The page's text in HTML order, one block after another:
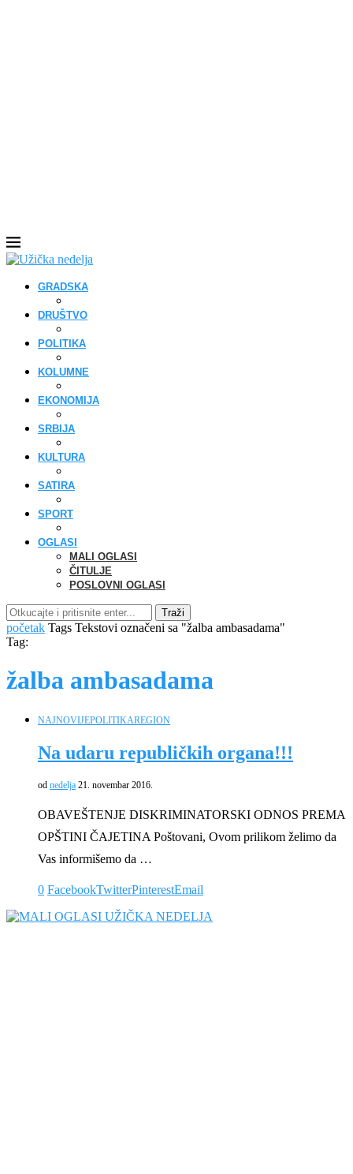
GRADSKA
DRUŠTVO
POLITIKA
KOLUMNE
EKONOMIJA
SRBIJA
KULTURA
SATIRA
SPORT
OGLASI
MALI OGLASI
ČITULJE
POSLOVNI OGLASI
Traži
početak Tags Tekstovi označeni sa "žalba ambasadama"
Tag:
žalba ambasadama
NAJNOVIJEPOLITIKAREGION
Na udaru republičkih organa!!!
od nedelja 21. novembar 2016.
OBAVEŠTENJE DISKRIMINATORSKI ODNOS PREMA
OPŠTINI ČAJETINA Poštovani, Ovom prilikom želimo da
Vas informišemo da …
0 FacebookTwitterPinterestEmail